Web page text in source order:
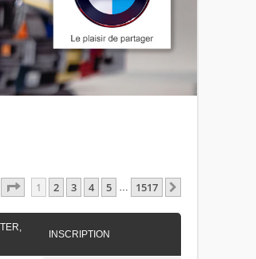
Page Sur1517
1 2 3 4 5 … 1517
INSCRIPTION